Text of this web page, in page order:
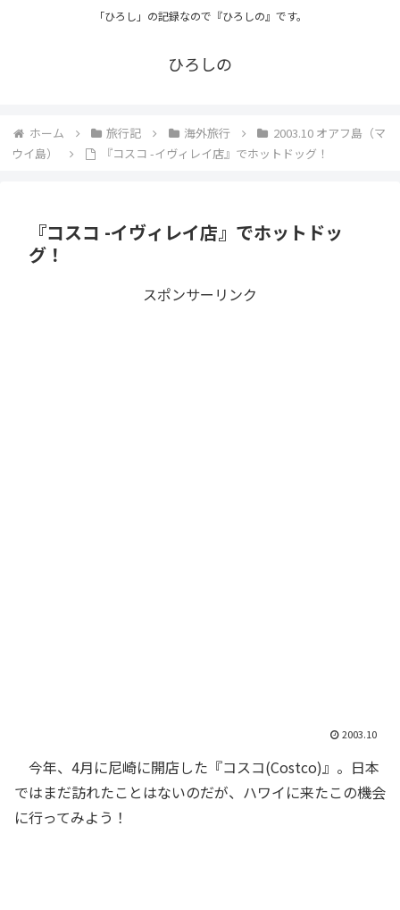
「ひろし」の記録なので『ひろしの』です。
ひろしの
ホーム 旅行記 海外旅行
2003.10 オアフ島（マ
ウイ島）
『コスコ -イヴィレイ店』でホットドッグ！
『コスコ -イヴィレイ店』でホットドッ
グ！
スポンサーリンク
2003.10
今年、4月に尼崎に開店した『コスコ(Costco)』。日本
ではまだ訪れたことはないのだが、ハワイに来たこの機会
に行ってみよう！